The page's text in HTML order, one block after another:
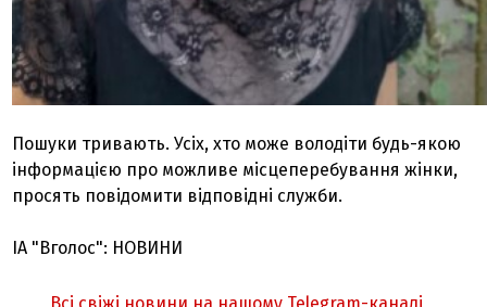
Пошуки тривають. Усіх, хто може володіти будь-якою
інформацією про можливе місцеперебування жінки,
просять повідомити відповідні служби.
ІА "Вголос": НОВИНИ